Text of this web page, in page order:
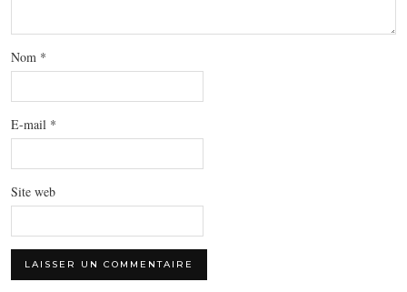
Nom *
E-mail *
Site web